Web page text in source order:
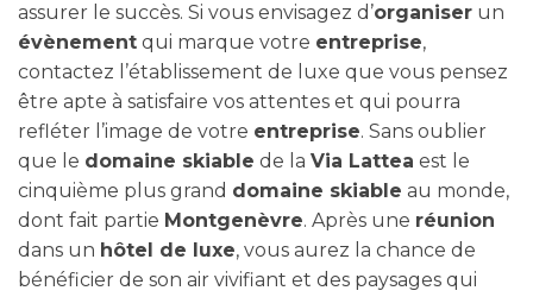
assurer le succès. Si vous envisagez d’organiser un
évènement qui marque votre entreprise,
contactez l’établissement de luxe que vous pensez
être apte à satisfaire vos attentes et qui pourra
refléter l’image de votre entreprise. Sans oublier
que le domaine skiable de la Via Lattea est le
cinquième plus grand domaine skiable au monde,
dont fait partie Montgenèvre. Après une réunion
dans un hôtel de luxe, vous aurez la chance de
bénéficier de son air vivifiant et des paysages qui